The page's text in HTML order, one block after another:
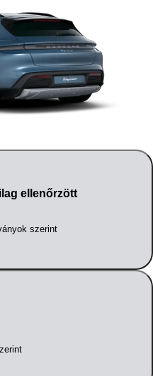
ellenőrzött
szerint